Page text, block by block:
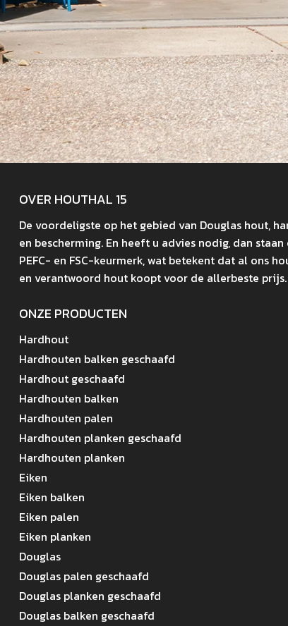
OVER HOUTHAL 15
De voordeligste op het gebied van Douglas hout,
en bescherming. En heeft u advies nodig, dan
PEFC- en FSC-keurmerk, wat betekent dat al ons
en verantwoord hout koopt voor de allerbeste prijs.
ONZE PRODUCTEN
Hardhout
Hardhouten balken geschaafd
Hardhout geschaafd
Hardhouten balken
Hardhouten palen
Hardhouten planken geschaafd
Hardhouten planken
Eiken
Eiken balken
Eiken palen
Eiken planken
Douglas
Douglas palen geschaafd
Douglas planken geschaafd
Douglas balken geschaafd